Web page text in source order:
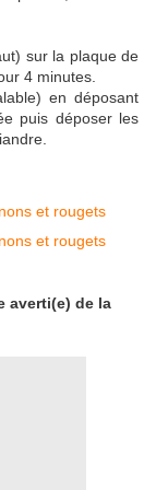
sur la plaque de
4 minutes.
en déposant
puis déposer les
averti(e) de la